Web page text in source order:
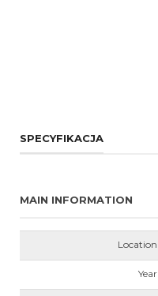
SPECYFIKACJA
MAIN INFORMATION
Location
Year